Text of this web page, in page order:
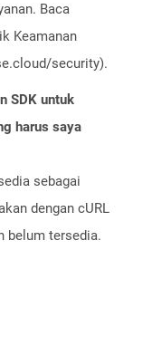
Baca
Keamanan
security).
SDK untuk
harus saya
sebagai
dengan cURL
belum tersedia.